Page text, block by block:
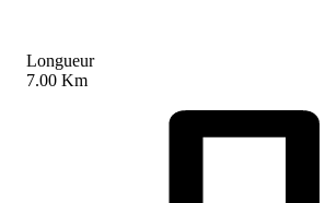
Longueur
7.00 Km